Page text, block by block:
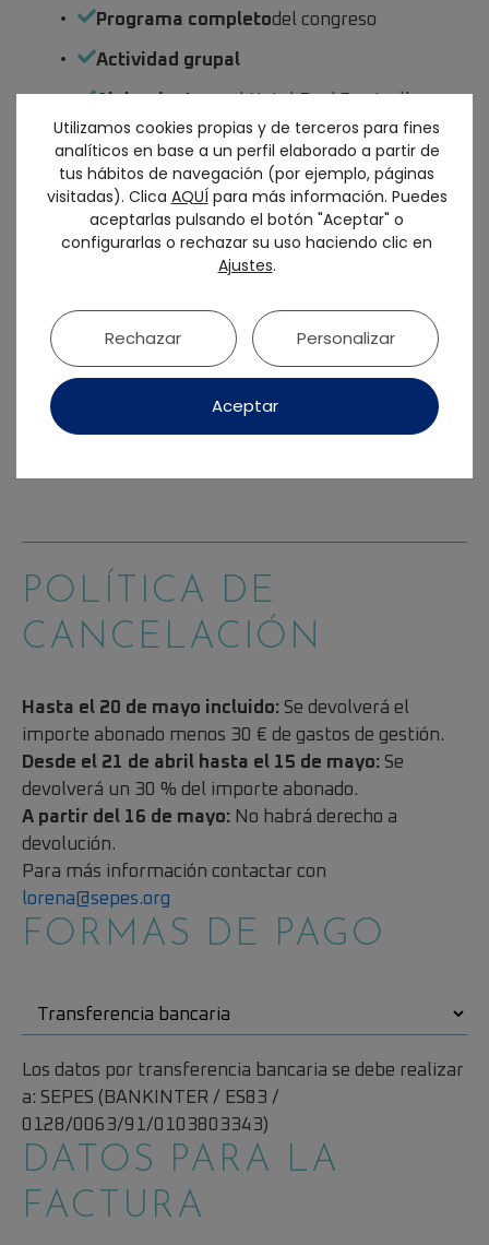
Programa completodel congreso
Actividad grupal
Gran Lujo
Jueves: cena en el hotel
Viernes
: desayuno y comida en el hotel y
cena en el restaurante Deluz.
: desayuno y comida en el hotel.
¿Tiene alguna alergia o intolerancia?Por favor,
indique a qué alimentos
POLÍTICA DE
CANCELACIÓN
Hasta el 20 de mayo incluido: Se devolverá el
importe abonado menos 30 € de gastos de gestión.
Desde el 21 de abril hasta el 15 de mayo: Se
devolverá un 30 % del importe abonado.
A partir del 16 de mayo: No habrá derecho a
devolución.
Para más información contactar con
lorena@sepes.org
FORMAS DE PAGO
Los datos por transferencia bancaria se debe realizar
a: SEPES (BANKINTER / ES83 /
0128/0063/91/0103803343)
DATOS PARA LA
FACTURA
Utilizamos cookies propias y de terceros para fines
analíticos en base a un perfil elaborado a partir de
tus hábitos de navegación (por ejemplo, páginas
visitadas). Clica AQUÍpara más información. Puedes
aceptarlas pulsando el botón "Aceptar" o
configurarlas o rechazar su uso haciendo clic en
Ajustes.
Aceptar
Rechazar Personalizar